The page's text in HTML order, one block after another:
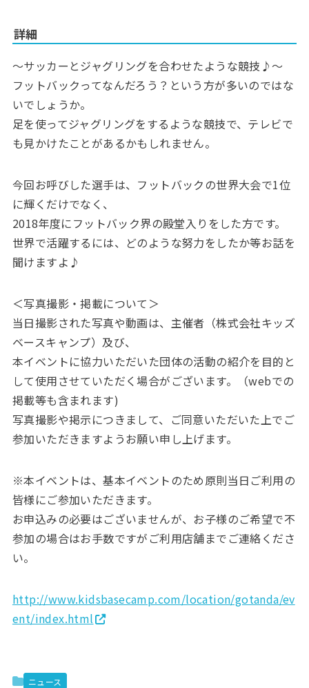
詳細
～サッカーとジャグリングを合わせたような競技♪～
フットバックってなんだろう？という方が多いのではな
いでしょうか。
足を使ってジャグリングをするような競技で、テレビで
も見かけたことがあるかもしれません。
今回お呼びした選手は、フットバックの世界大会で1位
に輝くだけでなく、
2018年度にフットバック界の殿堂入りをした方です。
世界で活躍するには、どのような努力をしたか等お話を
聞けますよ♪
＜写真撮影・掲載について＞
当日撮影された写真や動画は、主催者（株式会社キッズ
ベースキャンプ）及び、
本イベントに協力いただいた団体の活動の紹介を目的と
して使用させていただく場合がございます。（webでの
掲載等も含まれます)
写真撮影や掲示につきまして、ご同意いただいた上でご
参加いただきますようお願い申し上げます。
※本イベントは、基本イベントのため原則当日ご利用の
皆様にご参加いただきます。
お申込みの必要はございませんが、お子様のご希望で不
参加の場合はお手数ですがご利用店舗までご連絡くださ
い。
http://www.kidsbasecamp.com/location/gotanda/ev
ent/index.html
ニュース